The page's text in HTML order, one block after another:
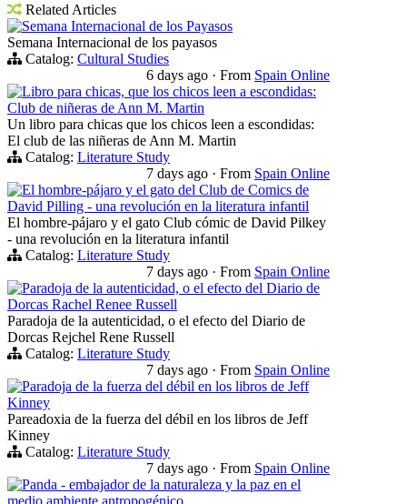
Related Articles
Semana Internacional de los Payasos
Semana Internacional de los payasos
Catalog: Cultural Studies
6 days ago · From Spain Online
Libro para chicas, que los chicos leen a escondidas:
Club de niñeras de Ann M. Martin
Un libro para chicas que los chicos leen a escondidas:
El club de las niñeras de Ann M. Martin
Catalog: Literature Study
7 days ago · From Spain Online
El hombre-pájaro y el gato del Club de Comics de
David Pilling - una revolución en la literatura infantil
El hombre-pájaro y el gato Club cómic de David Pilkey
- una revolución en la literatura infantil
Catalog: Literature Study
7 days ago · From Spain Online
Paradoja de la autenticidad, o el efecto del Diario de
Dorcas Rachel Renee Russell
Paradoja de la autenticidad, o el efecto del Diario de
Dorcas Rejchel Rene Russell
Catalog: Literature Study
7 days ago · From Spain Online
Paradoja de la fuerza del débil en los libros de Jeff
Kinney
Pareadoxia de la fuerza del débil en los libros de Jeff
Kinney
Catalog: Literature Study
7 days ago · From Spain Online
Panda - embajador de la naturaleza y la paz en el
medio ambiente antropogénico